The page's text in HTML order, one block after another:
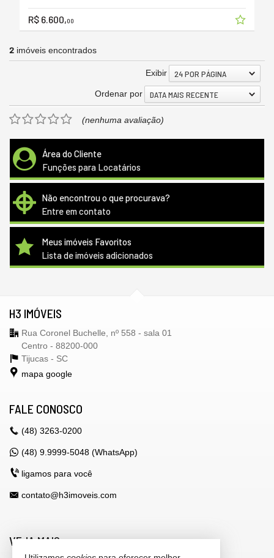
R$ 6.600,00
2 imóveis encontrados
Exibir 24 POR PÁGINA
Ordenar por DATA MAIS RECENTE
(nenhuma avaliação)
Área do Cliente
Funções para Locatários
Não encontrou o que procurava?
Entre em contato
Meus imóveis Favoritos
Lista de imóveis adicionados
H3 IMÓVEIS
Rua Coronel Buchelle, nº 558 - sala 01
Centro - 88200-000
Tijucas - SC
mapa google
FALE CONOSCO
(48) 3263-0200
(48) 9.9999-5048 (WhatsApp)
ligamos para você
contato@h3imoveis.com
VEJA MAIS